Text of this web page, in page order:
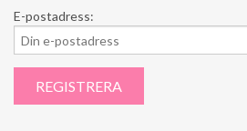
E-postadress: